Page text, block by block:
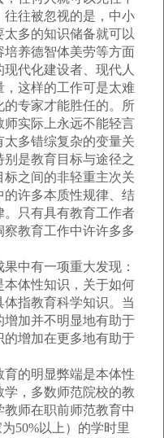
往被忽视的是，中小
多的知识储备就可以
培养德智体美劳等方面
代化建设者、现代人
这样的工作可是太难
的专家才能胜任的。所
师实际上永远不能轻言
多错综复杂的变量关
是教育目标与途径之
之间的非轻重主次关
的许多本质性规律、结
只有具有教育工作者
教育工作中许许多多
中有一项重大发现：
体性知识，关于如何
指教育科学知识。当
加并不明显地有助于
增加在更多地有助于
的明显弊端是本体性
，多数师范院校的教
师在职前师范教育中
50%以上）的学时里